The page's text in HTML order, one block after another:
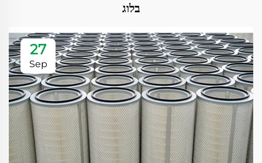
בלוג
27
Sep